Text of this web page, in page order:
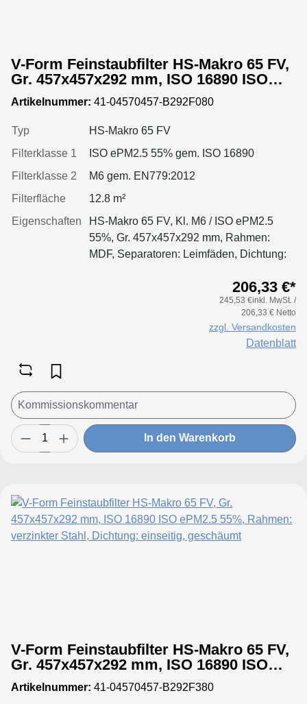
V-Form Feinstaubfilter HS-Makro 65 FV,
Gr. 457x457x292 mm, ISO 16890 ISO
ePM2.5 55%, Rahmen: MDF, Dichtung:
einseitig, geschäumt
Artikelnummer: 41-04570457-B292F080
Typ
HS-Makro 65 FV
Filterklasse 1
ISO ePM2.5 55% gem. ISO 16890
Filterklasse 2
M6 gem. EN779:2012
Filterfläche
12.8 m²
Eigenschaften
HS-Makro 65 FV, Kl. M6 / ISO ePM2.5
55%, Gr. 457x457x292 mm, Rahmen:
MDF, Separatoren: Leimfäden, Dichtung:
206,33 €*
245,53 €inkl. MwSt. /
206,33 € Netto
zzgl. Versandkosten
Datenblatt
In den Warenkorb
V-Form Feinstaubfilter HS-Makro 65 FV,
Gr. 457x457x292 mm, ISO 16890 ISO
ePM2.5 55%, Rahmen: verzinkter Stahl,
Dichtung: einseitig, geschäumt
Artikelnummer: 41-04570457-B292F380